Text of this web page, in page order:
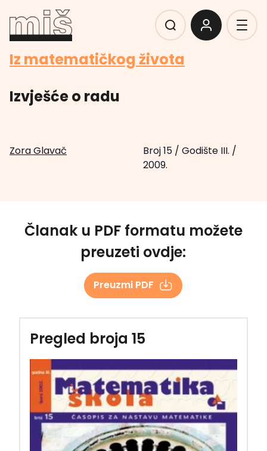
Iz matematičkog života
Izvješće o radu
Zora Glavač Broj 15/ Godište III. /
2009.
Članak u PDF formatu možete
preuzeti ovdje:
Preuzmi PDF
Pregled broja 15